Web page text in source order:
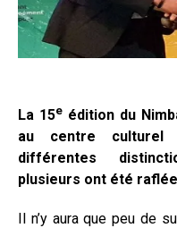
La 15e édition du
au centre culturel
différentes
plusieurs ont été
Il n’y aura que peu de